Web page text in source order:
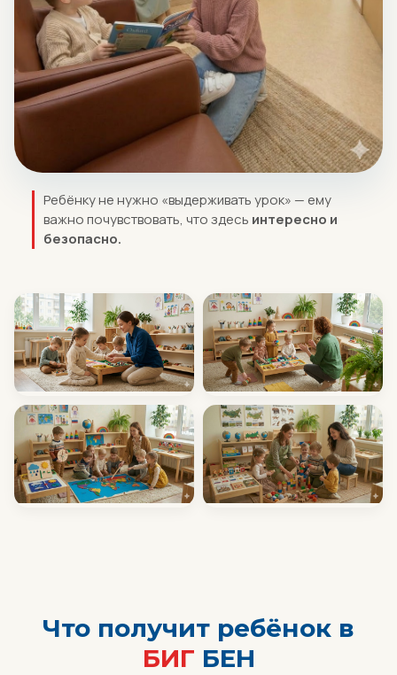
Ребёнку не нужно «выдерживать урок» — ему
важно почувствовать, что здесь интересно и
безопасно.
Что получит ребёнок в
БИГ БЕН